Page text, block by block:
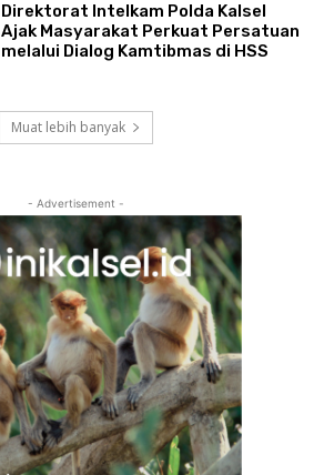
Direktorat Intelkam Polda Kalsel
Ajak Masyarakat Perkuat Persatuan
melalui Dialog Kamtibmas di HSS
Muat lebih banyak
- Advertisement -